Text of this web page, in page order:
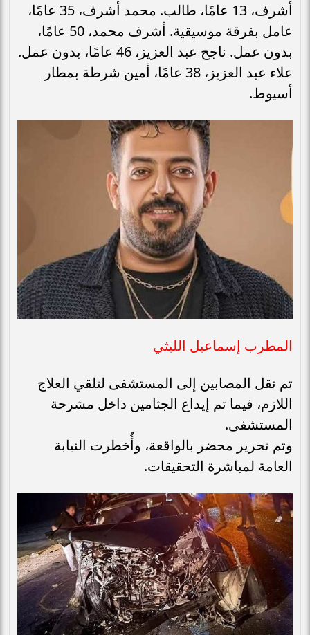
أشرف، 13 عامًا، طالب. محمد أشرف، 35 عامًا،
عامل بفرقة موسيقية. أشرف محمد، 50 عامًا،
بدون عمل. ناجح عبد العزيز، 46 عامًا، بدون عمل.
علاء عبد العزيز، 38 عامًا، أمين شرطة بمطار
أسيوط.
المطرب إسماعيل الليثي
تم نقل المصابين إلى المستشفى لتلقي العلاج
اللازم، فيما تم إيداع الجثامين داخل مشرحة
المستشفى.
وتم تحرير محضر بالواقعة، وأُخطرت النيابة
العامة لمباشرة التحقيقات.